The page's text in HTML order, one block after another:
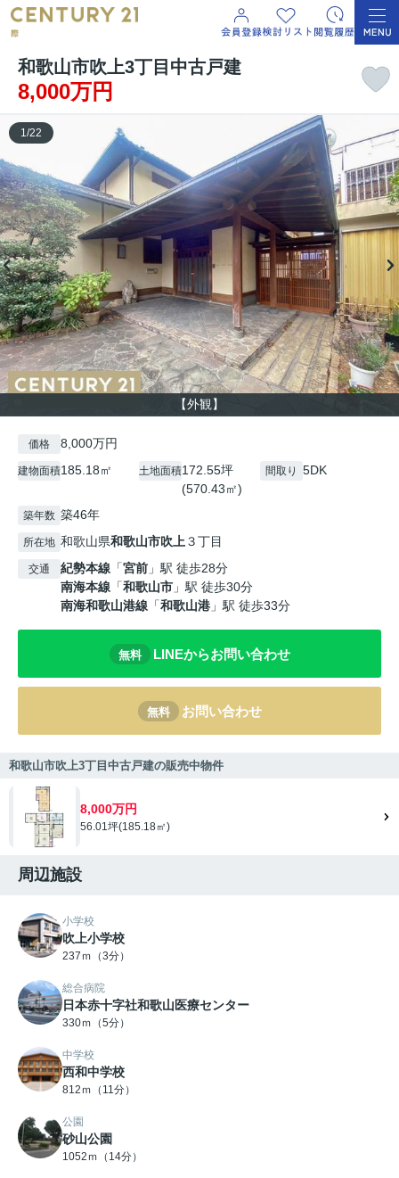
和歌山市吹上3丁目中古戸建
8,000万円
【外観】
1/22
価格 8,000万円
建物面積185.18㎡ 土地面積172.55坪
(570.43㎡)
間取り 5DK
築年数 築46年
所在地 和歌山県和歌山市吹上３丁目
交通 紀勢本線 「宮前 」駅 徒歩28分
南海本線 「和歌山市 」駅 徒歩30分
南海和歌山港線 「和歌山港 」駅 徒歩33分
無料 LINEからお問い合わせ
無料 お問い合わせ
和歌山市吹上3丁目中古戸建の販売中物件
8,000万円
56.01坪(185.18㎡)
周辺施設
小学校
吹上小学校
237ｍ（3分）
総合病院
日本赤十字社和歌山医療センター
330ｍ（5分）
中学校
西和中学校
812ｍ（11分）
公園
砂山公園
1052ｍ（14分）